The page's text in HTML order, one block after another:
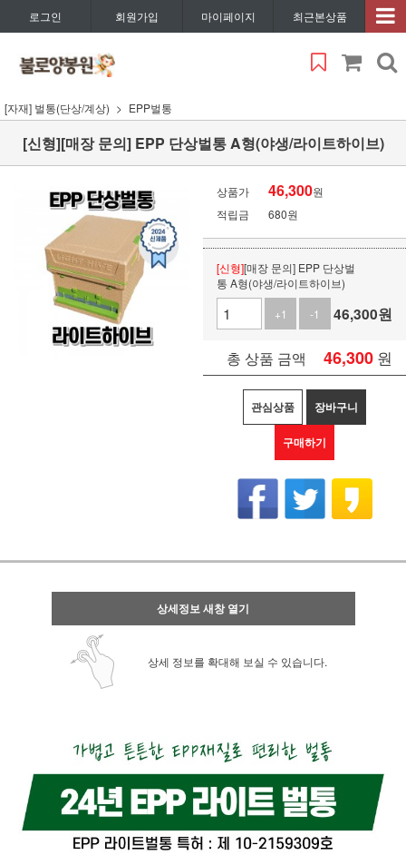
로그인 회원가입 마이페이지 최근본상품
[자재] 벌통(단상/계상) EPP벌통
[신형][매장 문의] EPP 단상벌통 A형(야생/라이트하이브)
상품가 46,300원
적립금
680원
[신형][매장 문의] EPP 단상벌
통 A형(야생/라이트하이브)
+1
-1 46,300원
총 상품 금액 46,300 원
관심상품 장바구니
구매하기
상세정보 새창 열기
상세 정보를 확대해 보실 수 있습니다.